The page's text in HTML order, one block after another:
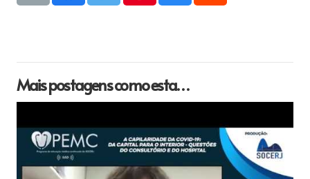
Mais postagens como esta…